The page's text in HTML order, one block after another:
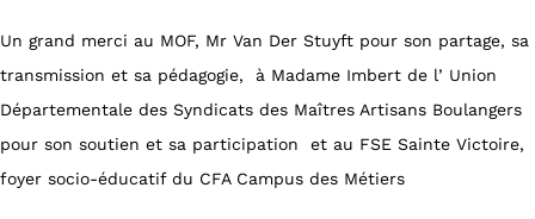
Un grand merci au MOF, Mr Van Der Stuyft pour son partage, sa
transmission et sa pédagogie, à Madame Imbert de l’ Union
Départementale des Syndicats des Maîtres Artisans Boulangers
pour son soutien et sa participation et au FSE Sainte Victoire,
foyer socio-éducatif du CFA Campus des Métiers